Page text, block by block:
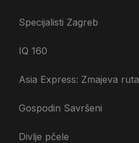
Specijalisti Zagreb
IQ 160
Asia Express: Zmajeva ruta
Gospodin Savršeni
Divlje pčele